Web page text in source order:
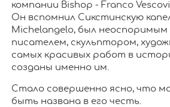
компании Bishop - Franco
Он вспомнил Сикстинскую
Michelangelo, был неоспоримым
писателем, скульптором,
самых красивых работ в
созданы именно им.
Стало совершенно ясно, что
быть названа в его честь.